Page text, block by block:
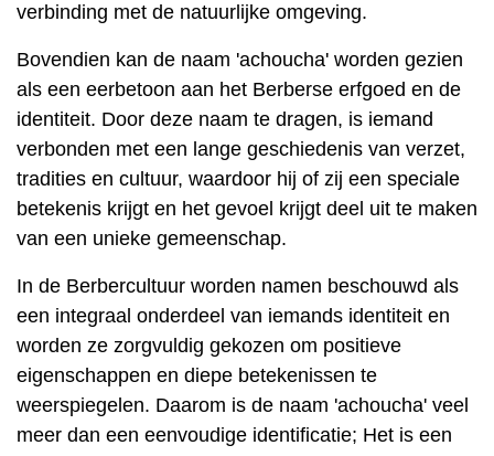
verbinding met de natuurlijke omgeving.
Bovendien kan de naam 'achoucha' worden gezien
als een eerbetoon aan het Berberse erfgoed en de
identiteit. Door deze naam te dragen, is iemand
verbonden met een lange geschiedenis van verzet,
tradities en cultuur, waardoor hij of zij een speciale
betekenis krijgt en het gevoel krijgt deel uit te maken
van een unieke gemeenschap.
In de Berbercultuur worden namen beschouwd als
een integraal onderdeel van iemands identiteit en
worden ze zorgvuldig gekozen om positieve
eigenschappen en diepe betekenissen te
weerspiegelen. Daarom is de naam 'achoucha' veel
meer dan een eenvoudige identificatie; Het is een